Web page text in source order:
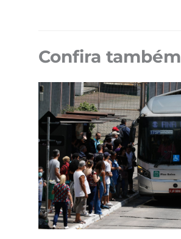
Confira também